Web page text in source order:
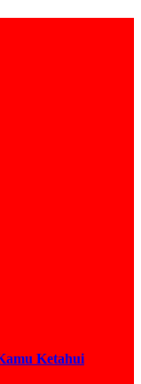
Ketahui